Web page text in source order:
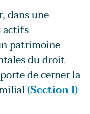
dans une
actifs
patrimoine
du droit
de cerner la
(Section I)